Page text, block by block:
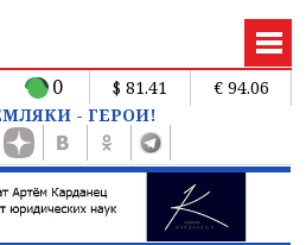
0 $ 81.41
€ 94.06
- ГЕРОИ!